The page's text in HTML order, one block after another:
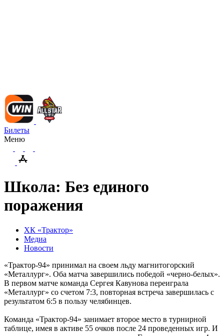
Билеты
Меню
Школа: Без единого
поражения
ХК «Трактор»
Медиа
Новости
«Трактор-94» принимал на своем льду магнитогорский
«Металлург». Оба матча завершились победой «черно-белых».
В первом матче команда Сергея Кавунова переиграла
«Металлург» со счетом 7:3, повторная встреча завершилась с
результатом 6:5 в пользу челябинцев.
Команда «Трактор-94» занимает второе место в турнирной
таблице, имея в активе 55 очков после 24 проведенных игр. И